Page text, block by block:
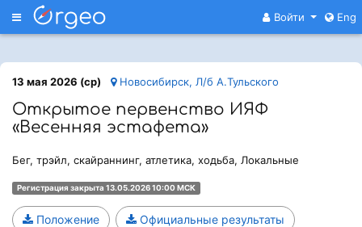
Меню Войти Eng
13 мая 2026 (ср) Новосибирск, Л/б А.Тульского
Открытое первенство ИЯФ
«Весенняя эстафета»
Бег, трэйл, скайраннинг, атлетика, ходьба, Локальные
Регистрация закрыта 13.05.2026 10:00 МСК
Положение Официальные результаты